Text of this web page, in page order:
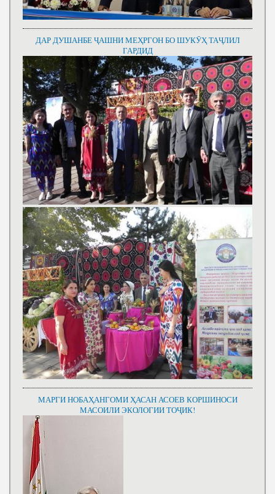
ДАР ДУШАНБЕ ҶАШНИ МЕҲРГОН БО ШУКӮҲ ТАҶЛИЛ
ГАРДИД
МАРГИ НОБАҲАНГОМИ ҲАСАН АСОЕВ КОРШИНОСИ
МАСОИЛИ ЭКОЛОГИИ ТОҶИК!